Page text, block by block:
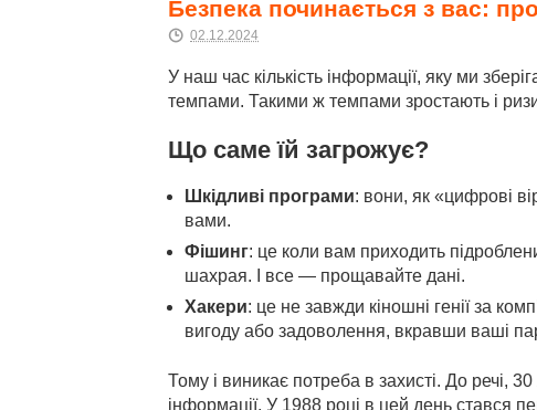
Безпека починається з вас:
02.12.2024
У наш час кількість інформації, яку ми
темпами. Такими ж темпами зростають і
Що саме їй загрожує?
Шкідливі програми: вони, як «цифрові
вами.
Фішинг: це коли вам приходить
шахрая. І все — прощавайте дані.
Хакери: це не завжди кіношні генії за
вигоду або задоволення, вкравши ваші
Тому і виникає потреба в захисті. До речі,
інформації. У 1988 році в цей день стався